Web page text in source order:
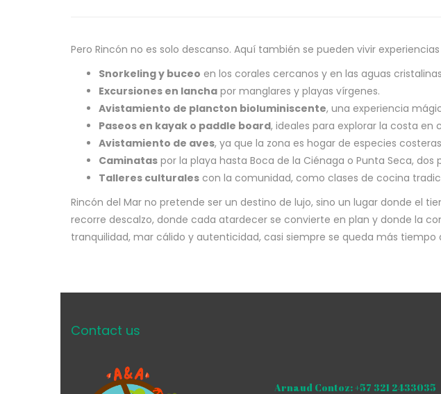
Pero Rincón no es solo descanso. Aquí también se pueden vivir
Snorkeling y buceo en los corales cercanos y en las aguas
Excursiones en lancha por manglares y playas vírgenes.
Avistamiento de plancton bioluminiscente, una experiencia
Paseos en kayak o paddle board, ideales para explorar la costa en
Avistamiento de aves, ya que la zona es hogar de especies
Caminatas por la playa hasta Boca de la Ciénaga o Punta Seca,
Talleres culturales con la comunidad, como clases de cocina
Rincón del Mar no pretende ser un destino de lujo, sino un lugar donde el
recorre descalzo, donde cada atardecer se convierte en plan y donde la
tranquilidad, mar cálido y autenticidad, casi siempre se queda más tiempo
Contact us
Arnaud Contoz: +57 321 2433035